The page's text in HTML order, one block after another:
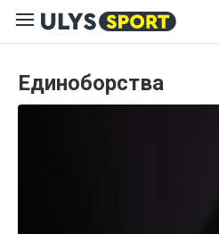
Единоборства